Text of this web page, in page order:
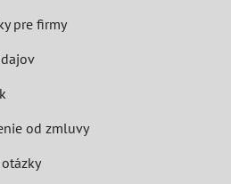
pre firmy
od zmluvy